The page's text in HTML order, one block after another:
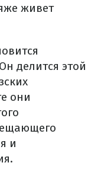
живет
делится этой
они
и